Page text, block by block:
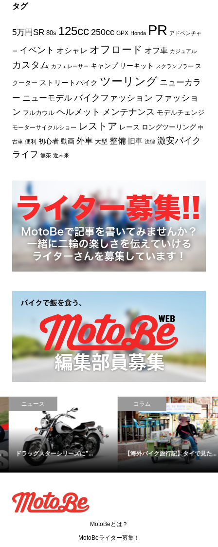
タグ
5万円SR 80s 125cc 250cc GPX Honda PR アドベンチャ
ー イベント オシャレ オフロード オフ車 カジュアル
カスタム カフェレーサー キャンプ サーキット スクランブラー ス
クーター ストリートバイク ツーリング ニューカラ
ー ニューモデル バイクファッション ファッショ
ン フルカウル ヘルメット メンテナンス モデルチェンジ
モーターサイクルショー レストア レース ロングツーリング 中
古車 便利 初心者 動画 外車 大型 整備 旧車 法律 激安バイク
ライフ 無茶 近未来
ニュース
ドラッグスターシリーズに”...
コラム
【海外バイク旅行記】タイで見た...
MotoBeとは？
MotoBeライター募集！